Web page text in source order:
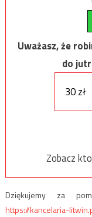
Uważasz, że
do
30 zł
Zobacz
Dziękujemy za
https://kancelaria-